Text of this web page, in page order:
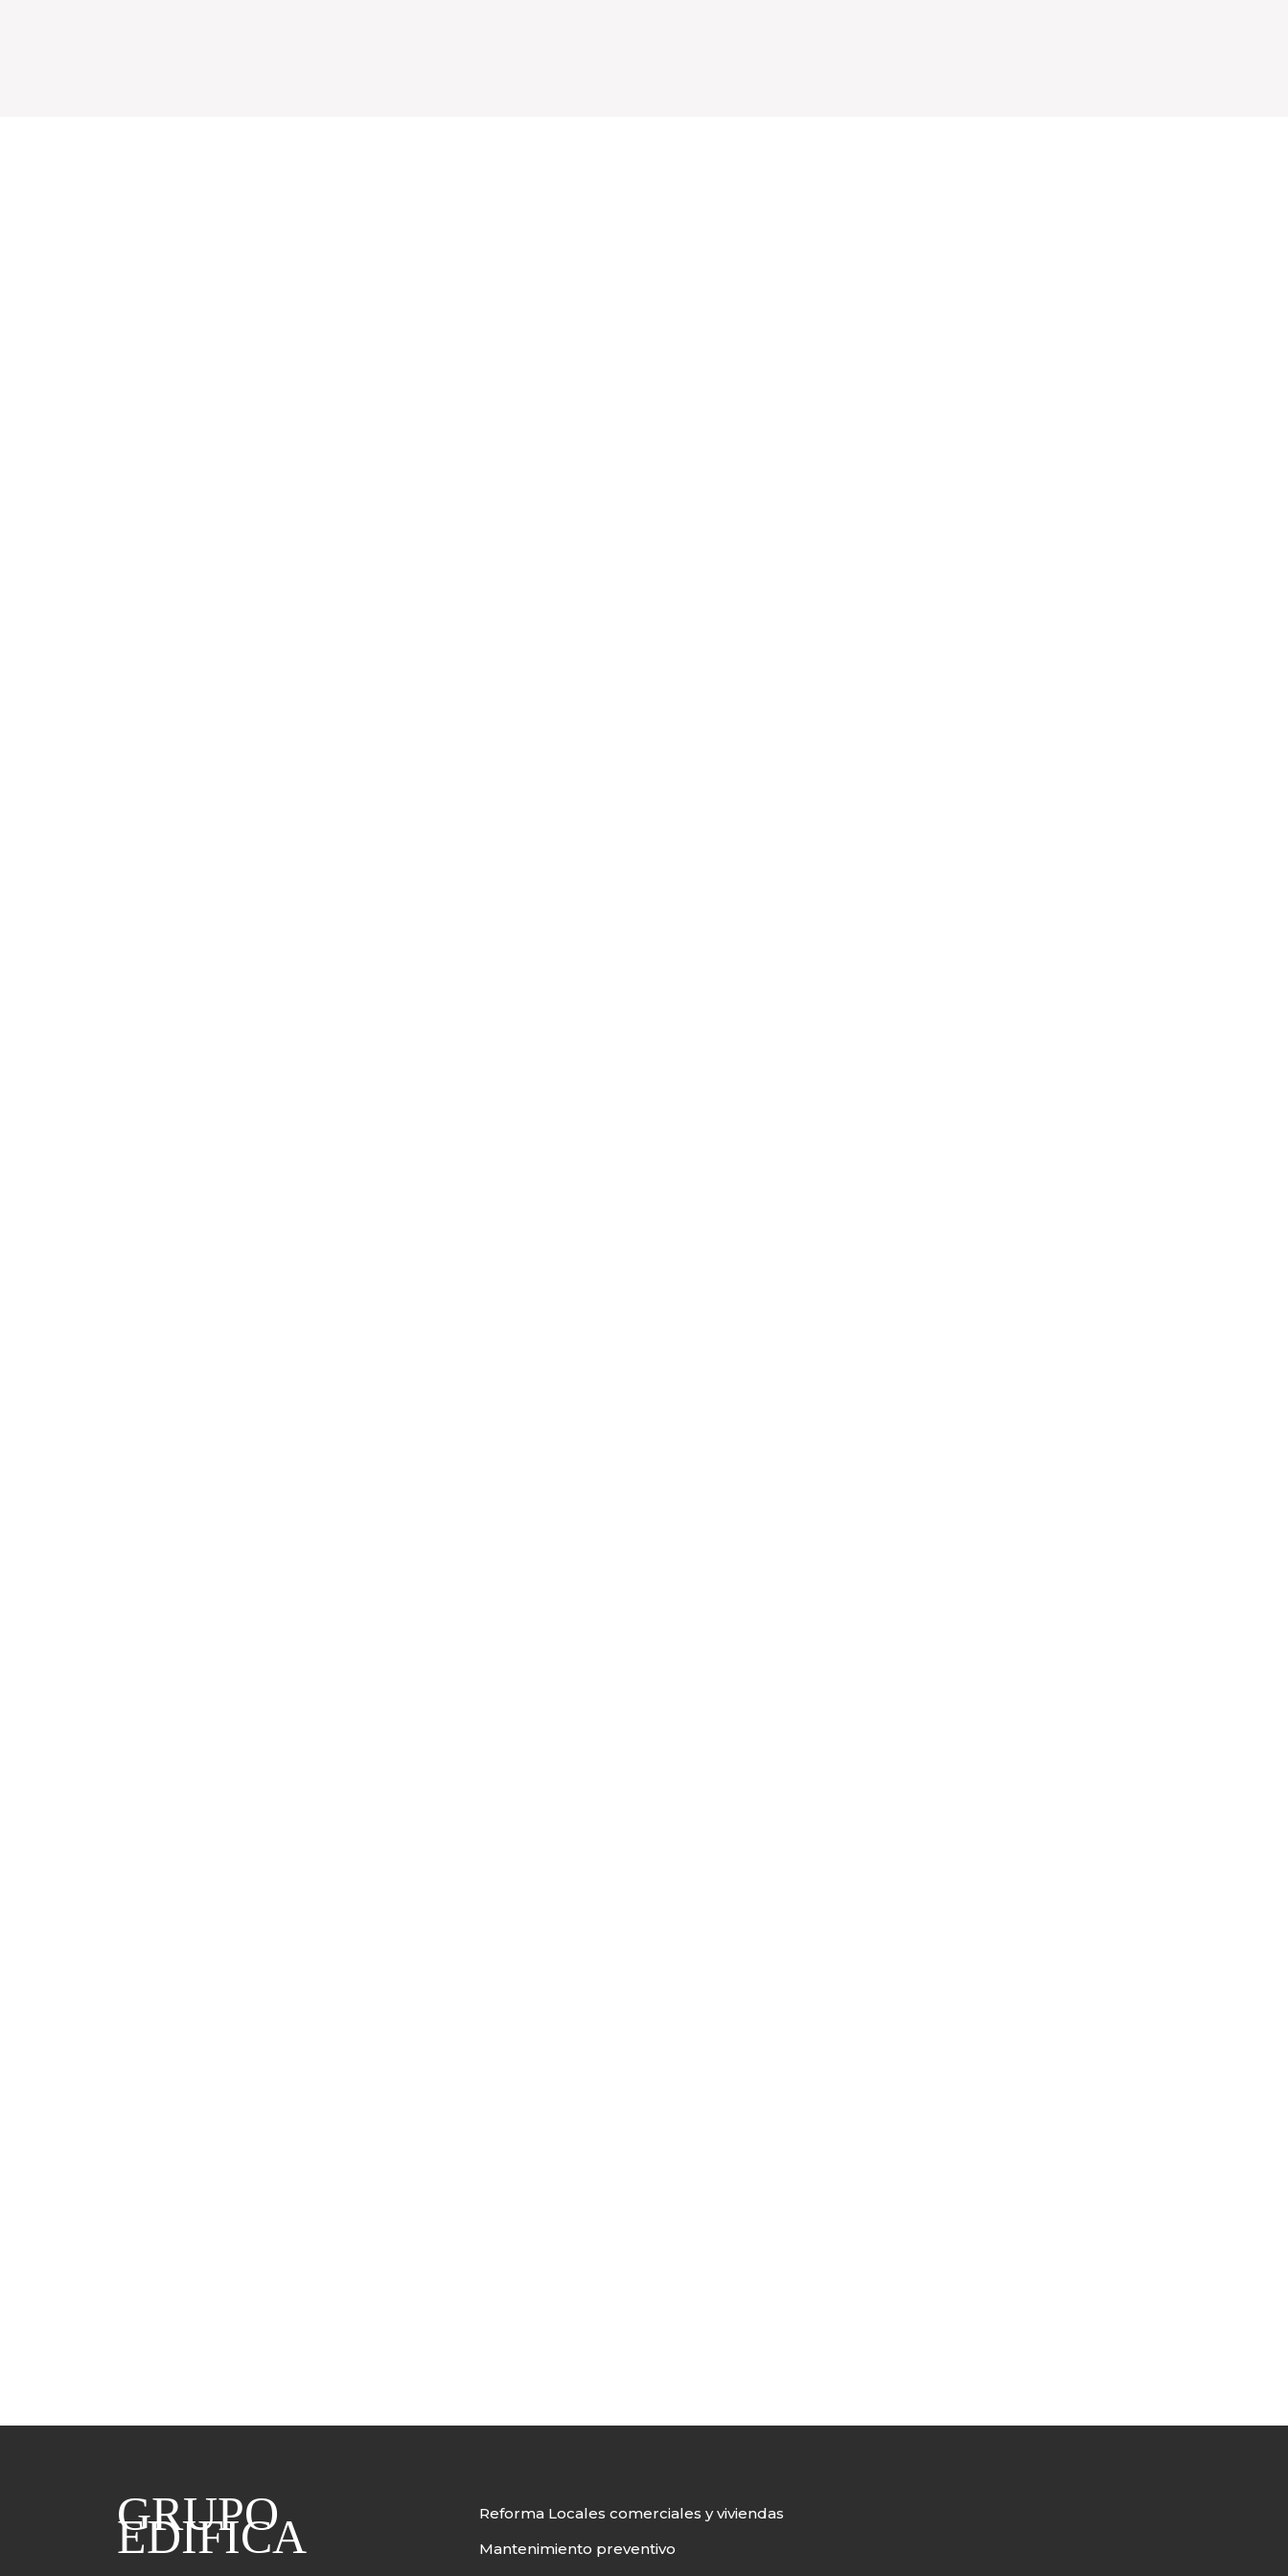
GRUPO
EDIFICA
Reforma Locales comerciales y viviendas
Mantenimiento preventivo